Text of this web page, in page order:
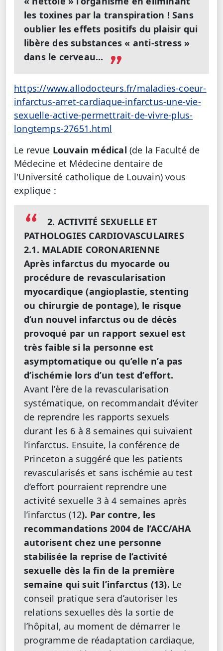
les toxines par la transpiration ! Sans
oublier les effets positifs du plaisir qui
libère des substances « anti-stress »
dans le cerveau...
https://www.allodocteurs.fr/maladies-coeur-
infarctus-arret-cardiaque-infarctus-une-vie-
sexuelle-active-permettrait-de-vivre-plus-
longtemps-27651.html
Le revue Louvain médical(de la Faculté de
Médecine et Médecine dentaire de
l'Université catholique de Louvain) vous
explique :
2. ACTIVITÉ SEXUELLE ET
PATHOLOGIES CARDIOVASCULAIRES
2.1. MALADIE CORONARIENNE
Après infarctus du myocarde ou
procédure de revascularisation
myocardique (angioplastie, stenting
ou chirurgie de pontage), le risque
d’un nouvel infarctus ou de décès
provoqué par un rapport sexuel est
très faible si la personne est
asymptomatique ou qu’elle n’a pas
d’ischémie lors d’un test d’effort.
Avant l’ère de la revascularisation
systématique, on recommandait d’éviter
de reprendre les rapports sexuels
durant les 6 à 8 semaines qui suivaient
l’infarctus. Ensuite, la conférence de
Princeton a suggéré que les patients
revascularisés et sans ischémie au test
d’effort pourraient reprendre une
activité sexuelle 3 à 4 semaines après
l’infarctus (12). Par contre, les
recommandations 2004 de l’ACC/AHA
autorisent chez une personne
stabilisée la reprise de l’activité
sexuelle dès la fin de la première
semaine qui suit l’infarctus (13). Le
conseil pratique sera d’autoriser les
relations sexuelles dès la sortie de
l’hôpital, au moment de démarrer le
programme de réadaptation cardiaque,